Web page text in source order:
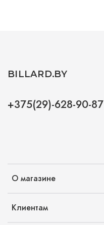
О магазине
Клиентам
BILLARD.BY
+375(29)-628-90-87